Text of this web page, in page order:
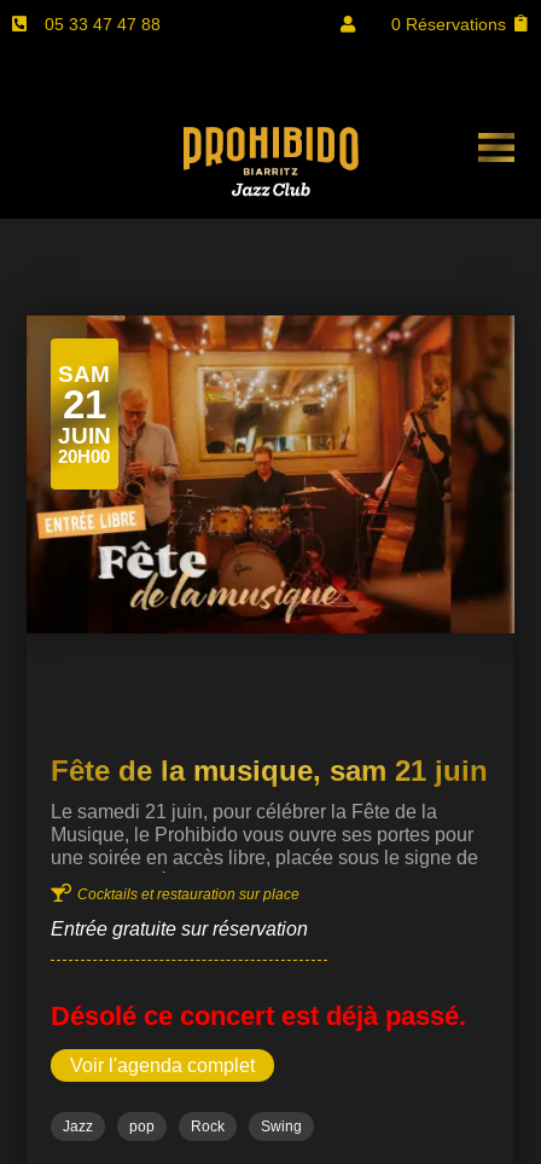
 05 33 47 47 88  0 Réservations
SAM
21
JUIN
20H00
Fête de la musique, sam 21 juin
Le samedi 21 juin, pour célébrer la Fête de la
Musique, le Prohibido vous ouvre ses portes pour
une soirée en accès libre, placée sous le signe de
la convivialité et de l’improvisation. 💫 Dans une
atmosphère feutrée et chaleureuse, laissez-vous
porter par des morceaux joués en live au piano,
musique vivante, partagée, et sincère – comme on
 Cocktails et restauration sur place
Entrée gratuite sur réservation
Désolé ce concert est déjà passé.
Voir l'agenda complet
Jazz pop Rock Swing